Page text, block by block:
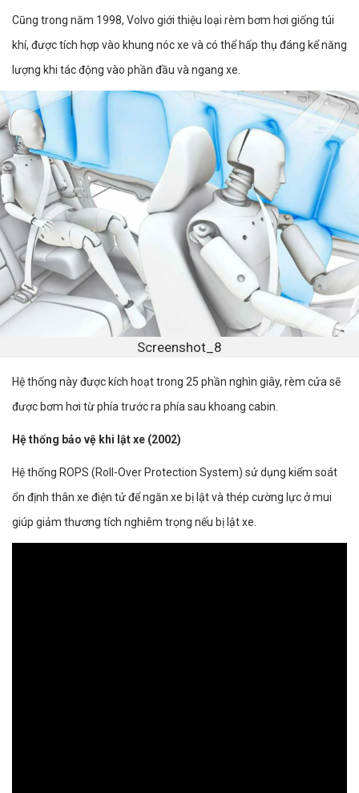
Cũng trong năm 1998, Volvo giới thiệu loại rèm bơm hơi giống túi
khí, được tích hợp vào khung nóc xe và có thể hấp thụ đáng kể năng
lượng khi tác động vào phần đầu và ngang xe.
Screenshot_8
Hệ thống này được kích hoạt trong 25 phần nghìn giây, rèm cửa sẽ
được bơm hơi từ phía trước ra phía sau khoang cabin.
Hệ thống bảo vệ khi lật xe (2002)
Hệ thống ROPS (Roll-Over Protection System) sử dụng kiểm soát
ổn định thân xe điện tử để ngăn xe bị lật và thép cường lực ở mui
giúp giảm thương tích nghiêm trọng nếu bị lật xe.